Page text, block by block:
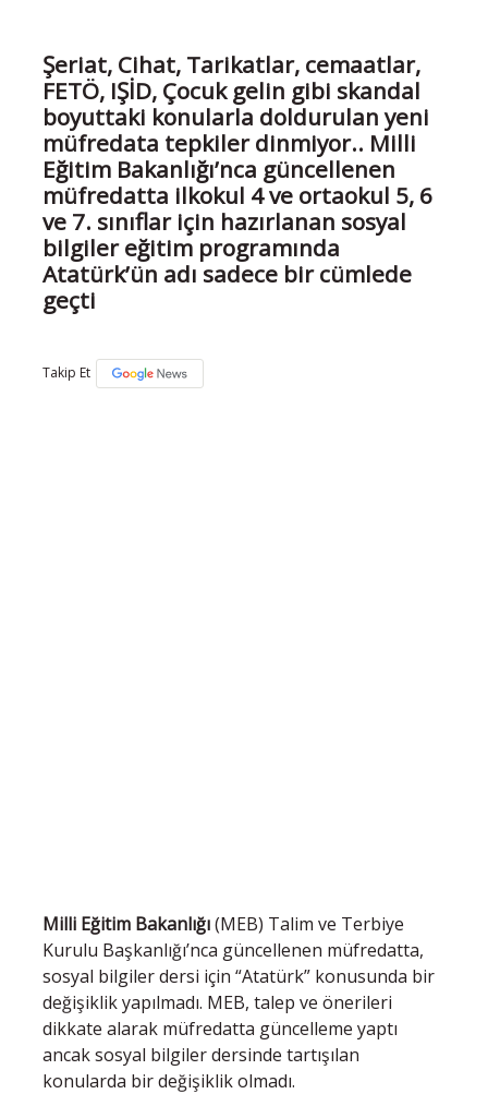
Şeriat, Cihat, Tarikatlar, cemaatlar,
FETÖ, IŞİD, Çocuk gelin gibi skandal
boyuttaki konularla doldurulan yeni
müfredata tepkiler dinmiyor.. Milli
Eğitim Bakanlığı’nca güncellenen
müfredatta ilkokul 4 ve ortaokul 5, 6
ve 7. sınıflar için hazırlanan sosyal
bilgiler eğitim programında
Atatürk’ün adı sadece bir cümlede
geçti
Takip Et
Milli Eğitim Bakanlığı(MEB) Talim ve Terbiye
Kurulu Başkanlığı’nca güncellenen müfredatta,
sosyal bilgiler dersi için “Atatürk” konusunda bir
değişiklik yapılmadı. MEB, talep ve önerileri
dikkate alarak müfredatta güncelleme yaptı
ancak sosyal bilgiler dersinde tartışılan
konularda bir değişiklik olmadı.